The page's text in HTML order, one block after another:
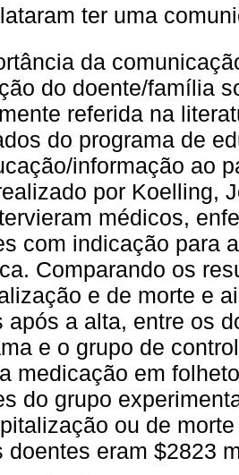
ter uma
da
do doente/família
referida na
do programa de
informação ao
por Koelling,
médicos,
com indicação para
Comparando os
e de morte e
após a alta, entre os
e o grupo de
medicação em
do grupo
ou de
doentes eram $2823